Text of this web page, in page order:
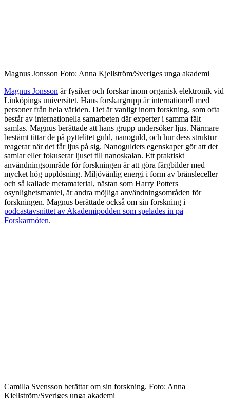
Magnus Jonsson Foto: Anna Kjellström/Sveriges unga akademi
Magnus Jonsson är fysiker och forskar inom organisk elektronik vid
Linköpings universitet. Hans forskargrupp är internationell med
personer från hela världen. Det är vanligt inom forskning, som ofta
består av internationella samarbeten där experter i samma fält
samlas. Magnus berättade att hans grupp undersöker ljus. Närmare
bestämt tittar de på pyttelitet guld, nanoguld, och hur dess struktur
reagerar när det får ljus på sig. Nanoguldets egenskaper gör att det
samlar eller fokuserar ljuset till nanoskalan. Ett praktiskt
användningsområde för forskningen är att göra färgbilder med
mycket hög upplösning. Miljövänlig energi i form av bränsleceller
och så kallade metamaterial, nästan som Harry Potters
osynlighetsmantel, är andra möjliga användningsområden för
forskningen. Magnus berättade också om sin forskning i
podcastavsnittet av Akademipodden som spelades in på
Forskarmöten.
Camilla Svensson berättar om sin forskning. Foto: Anna
Kjellström/Sveriges unga akademi